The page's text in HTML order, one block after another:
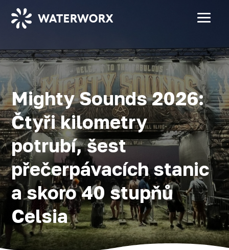
Mighty Sounds 2026:
Čtyři kilometry
potrubí, šest
přečerpávacích stanic
a skoro 40 stupňů
Celsia